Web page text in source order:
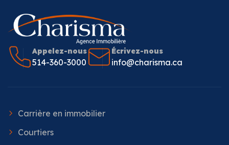
Appelez-nous
514-360-3000
Écrivez-nous
info@charisma.ca
Carrière en immobilier
Courtiers